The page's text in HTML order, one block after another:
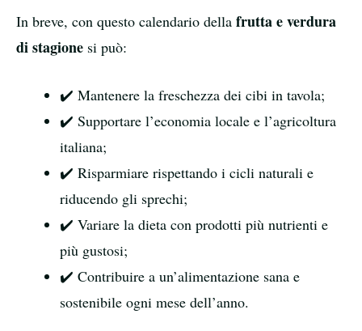
In breve, con questo calendario della frutta e verdura
di stagione si può:
✔️ Mantenere la freschezza dei cibi in tavola;
✔️ Supportare l’economia locale e l’agricoltura
italiana;
✔️ Risparmiare rispettando i cicli naturali e
riducendo gli sprechi;
✔️ Variare la dieta con prodotti più nutrienti e
più gustosi;
✔️ Contribuire a un’alimentazione sana e
sostenibile ogni mese dell’anno.